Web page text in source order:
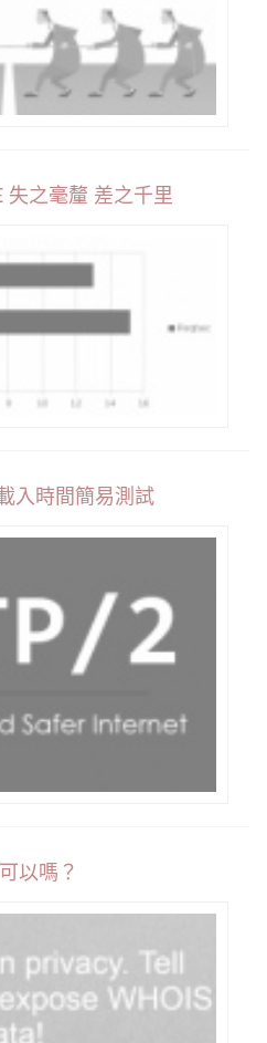
失之毫釐 差之千里
入時間簡易測試
以嗎？